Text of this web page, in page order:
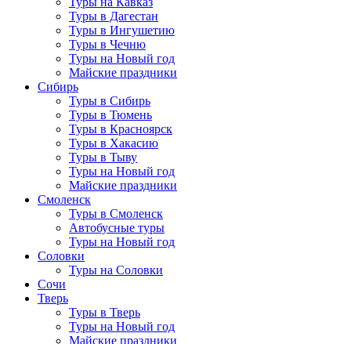
Туры в Дагестан
Туры в Ингушетию
Туры в Чечню
Туры на Новый год
Майские праздники
Сибирь
Туры в Сибирь
Туры в Тюмень
Туры в Красноярск
Туры в Хакасию
Туры в Тыву
Туры на Новый год
Майские праздники
Смоленск
Туры в Смоленск
Автобусные туры
Туры на Новый год
Соловки
Туры на Соловки
Сочи
Тверь
Туры в Тверь
Туры на Новый год
Майские праздники